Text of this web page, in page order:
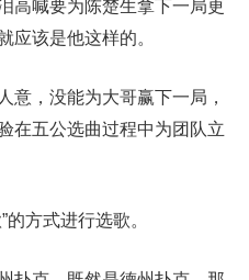
高喊要为陈楚生拿下一局更
应该是他这样的。
意，没能为大哥赢下一局，
在五公选曲过程中为团队立
方式进行选歌。